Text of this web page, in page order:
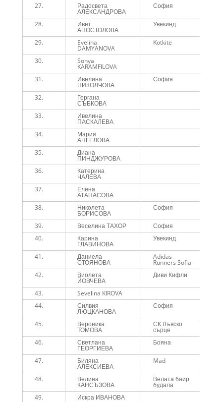
27. Радосвета
АЛЕКСАНДРОВА
София
28. Ивет
АПОСТОЛОВА
Увекинд
29. Evelina
DAMYANOVA
Kotkite
30. Sonya
KARAMFILOVA
31. Ивелина
НИКОЛЧОВА
София
32. Гергана
СЪБКОВА
33. Ивелина
ПАСКАЛЕВА
34. Мария
АНГЕЛОВА
35. Диана
ПИНДЖУРОВА
36. Катерина
ЧАЛЕВА
37. Елена
АТАНАСОВА
38. Николета
БОРИСОВА
София
39. Веселина ТАХОР София
40.
Карина
ГЛАВИНОВА
Увекинд
41. Даниела
СТОЯНОВА
Adidas
Runners Sofia
42. Виолета
ЙОВЧЕВА
Диви Кифли
43. Sevelina KIROVA
44.
Силвия
ЛЮЦКАНОВА
София
45. Вероника
ТОМОВА
СК Лъвско
сърце
46. Светлана
ГЕОРГИЕВА
Бояна
47. Биляна
АЛЕКСИЕВА
Mad
48. Велина
КАНСЪЗОВА
Велата баир
будала
49. Искра ИВАНОВА